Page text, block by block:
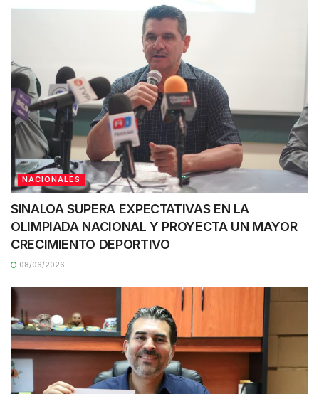
NACIONALES
SINALOA SUPERA EXPECTATIVAS EN LA
OLIMPIADA NACIONAL Y PROYECTA UN MAYOR
CRECIMIENTO DEPORTIVO
08/06/2026